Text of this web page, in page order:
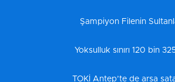
Şampiyon Filenin
Yoksulluk sınırı 120 bin
TOKİ Antep’te de arsa